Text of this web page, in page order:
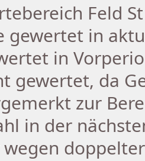
Feld
gewertet in
in
gewertet, da
zur
in der
wegen